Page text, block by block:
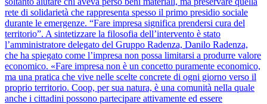
rete di solidarietà che rappresenta spesso il primo presidio sociale
durante le emergenze. “Fare impresa significa prendersi cura del
territorio”. A sintetizzare la filosofia dell’intervento è stato
l’amministratore delegato del Gruppo Radenza, Danilo Radenza,
che ha spiegato come l’impresa non possa limitarsi a produrre valore
economico. «Fare impresa non è un concetto puramente economico,
ma una pratica che vive nelle scelte concrete di ogni giorno verso il
proprio territorio. Coop, per sua natura, è una comunità nella quale
anche i cittadini possono partecipare attivamente ed essere